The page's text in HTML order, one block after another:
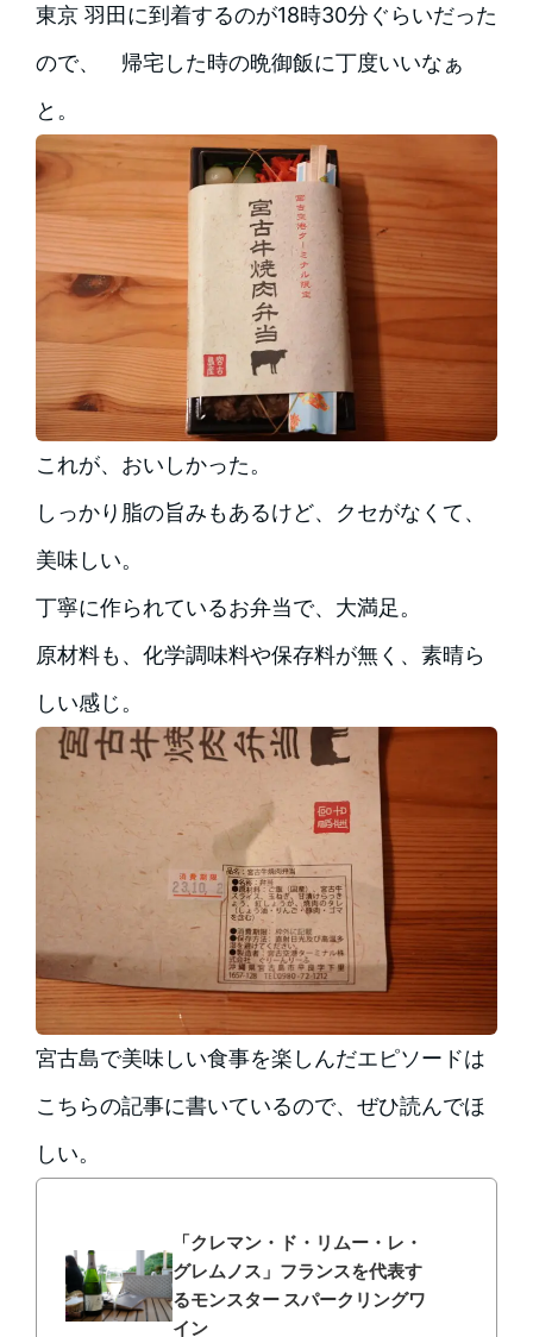
東京 羽田に到着するのが18時30分ぐらいだった
ので、 帰宅した時の晩御飯に丁度いいなぁ
と。
これが、おいしかった。
しっかり脂の旨みもあるけど、クセがなくて、
美味しい。
丁寧に作られているお弁当で、大満足。
原材料も、化学調味料や保存料が無く、素晴ら
しい感じ。
宮古島で美味しい食事を楽しんだエピソードは
こちらの記事に書いているので、ぜひ読んでほ
しい。
「クレマン・ド・リムー・レ・
グレムノス」フランスを代表す
るモンスター スパークリングワ
イン